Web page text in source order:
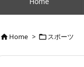
Home > スポーツ